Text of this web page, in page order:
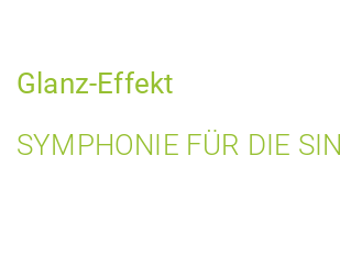
Glanz-Effekt
SYMPHONIE FÜR DIE